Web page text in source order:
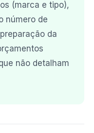
(marca e tipo),
número de
da
não detalham